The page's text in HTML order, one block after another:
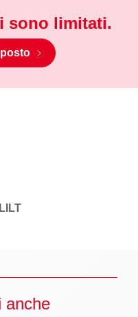
sono limitati.
anche